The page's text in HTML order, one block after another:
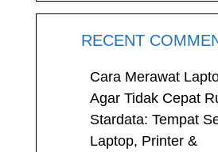
RECENT
Cara Merawat
Agar Tidak Cepat
Stardata: Tempat
Laptop, Printer &